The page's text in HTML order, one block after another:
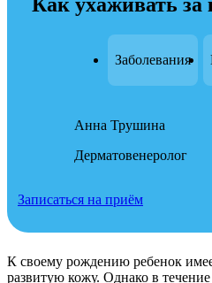
Как ухаживать за
Заболевания
Анна Трушина
Дерматовенеролог
Записаться на приём
К своему рождению ребенок
развитую кожу. Однако в